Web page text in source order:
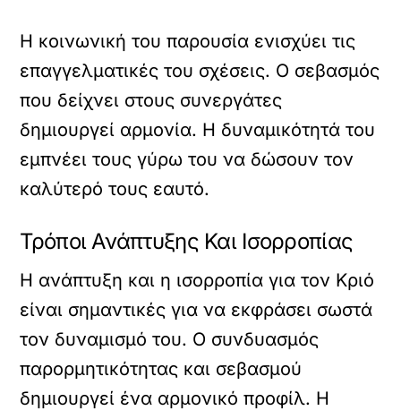
Η κοινωνική του παρουσία ενισχύει τις
επαγγελματικές του σχέσεις. Ο σεβασμός
που δείχνει στους συνεργάτες
δημιουργεί αρμονία. Η δυναμικότητά του
εμπνέει τους γύρω του να δώσουν τον
καλύτερό τους εαυτό.
Τρόποι Ανάπτυξης Και Ισορροπίας
Η ανάπτυξη και η ισορροπία για τον Κριό
είναι σημαντικές για να εκφράσει σωστά
τον δυναμισμό του. Ο συνδυασμός
παρορμητικότητας και σεβασμού
δημιουργεί ένα αρμονικό προφίλ. Η